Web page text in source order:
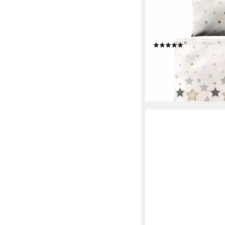
Bettwäsche
Braun Beige Offwhite,
tolles winterliches
(1)
23,90 € UVP 44,95 €
lieferbar - in 3-4